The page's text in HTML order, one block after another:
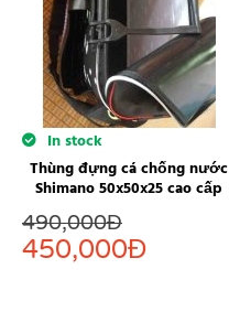
In stock
Thùng đựng cá chống nước
Shimano 50x50x25 cao cấp
490,000Đ
450,000Đ